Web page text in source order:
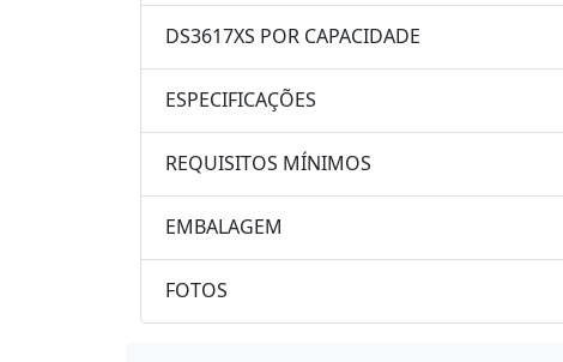
DS3617XS POR CAPACIDADE
ESPECIFICAÇÕES
REQUISITOS MÍNIMOS
EMBALAGEM
FOTOS